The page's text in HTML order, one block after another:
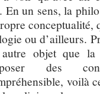
En un sens, la
conceptualité,
ou d’ailleurs.
objet que
des
voilà